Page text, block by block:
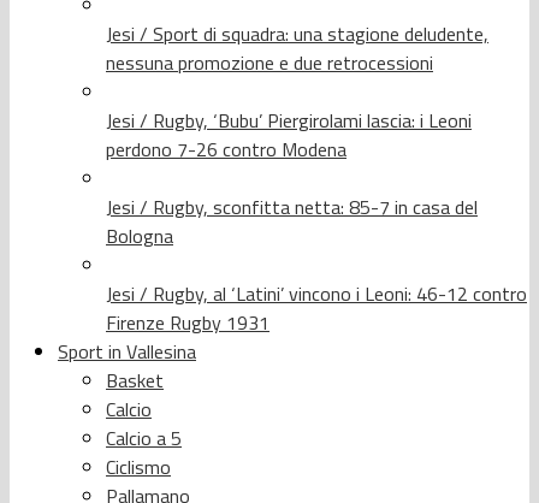
Jesi / Sport di squadra: una stagione deludente,
nessuna promozione e due retrocessioni
Jesi / Rugby, ‘Bubu’ Piergirolami lascia: i Leoni
perdono 7-26 contro Modena
Jesi / Rugby, sconfitta netta: 85-7 in casa del
Bologna
Jesi / Rugby, al ‘Latini’ vincono i Leoni: 46-12 contro
Firenze Rugby 1931
Sport in Vallesina
Basket
Calcio
Calcio a 5
Ciclismo
Pallamano